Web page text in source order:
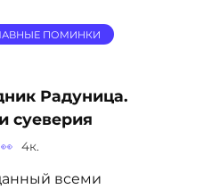
ПОМИНКИ
Радуница.
суеверия
4к.
всеми